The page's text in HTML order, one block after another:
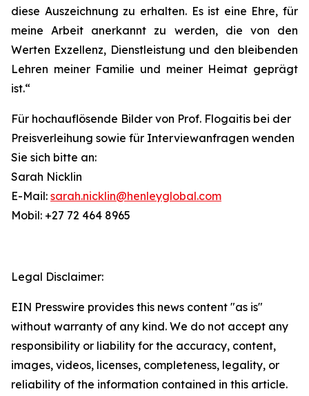
diese Auszeichnung zu erhalten. Es ist eine Ehre, für
meine Arbeit anerkannt zu werden, die von den
Werten Exzellenz, Dienstleistung und den bleibenden
Lehren meiner Familie und meiner Heimat geprägt
ist.“
Für hochauflösende Bilder von Prof. Flogaitis bei der
Preisverleihung sowie für Interviewanfragen wenden
Sie sich bitte an:
Sarah Nicklin
E-Mail: sarah.nicklin@henleyglobal.com
Mobil: +27 72 464 8965
Legal Disclaimer:
EIN Presswire provides this news content "as is"
without warranty of any kind. We do not accept any
responsibility or liability for the accuracy, content,
images, videos, licenses, completeness, legality, or
reliability of the information contained in this article.